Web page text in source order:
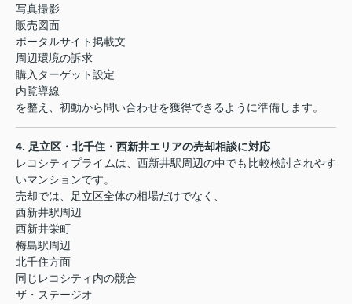
写真撮影
販売図面
ポータルサイト掲載文
周辺環境の訴求
購入ターゲット設定
内覧導線
を整え、初動から問い合わせを獲得できるように準備します。
4. 足立区・北千住・西新井エリアの売却相談に対応
レコシティプライムは、西新井駅周辺の中でも比較検討されやす
いマンションです。
売却では、足立区全体の相場だけでなく、
西新井駅周辺
西新井栄町
梅島駅周辺
北千住方面
同じレコシティ内の競合
ザ・ステージオ